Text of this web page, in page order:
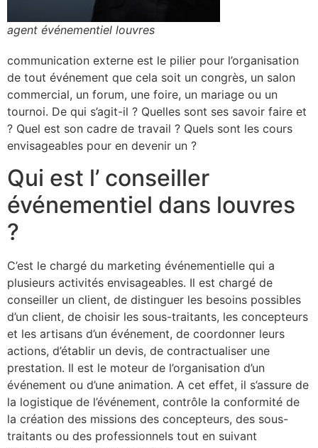
agent événementiel louvres
communication externe est le pilier pour l’organisation
de tout événement que cela soit un congrès, un salon
commercial, un forum, une foire, un mariage ou un
tournoi. De qui s’agit-il ? Quelles sont ses savoir faire et
? Quel est son cadre de travail ? Quels sont les cours
envisageables pour en devenir un ?
Qui est l’ conseiller
événementiel dans louvres
?
C’est le chargé du marketing événementielle qui a
plusieurs activités envisageables. Il est chargé de
conseiller un client, de distinguer les besoins possibles
d’un client, de choisir les sous-traitants, les concepteurs
et les artisans d’un événement, de coordonner leurs
actions, d’établir un devis, de contractualiser une
prestation. Il est le moteur de l’organisation d’un
événement ou d’une animation. A cet effet, il s’assure de
la logistique de l’événement, contrôle la conformité de
la création des missions des concepteurs, des sous-
traitants ou des professionnels tout en suivant